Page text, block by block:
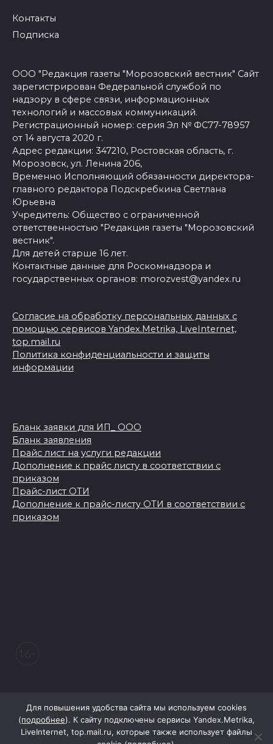
Контакты
Подписка
ООО "Редакция газеты "Морозовский вестник" Сайт
зарегистрирован Федеральной службой по
надзору в сфере связи, информационных
технологий и массовых коммуникаций.
Регистрационный номер: серия Эл № ФС77-78957
от 14 августа 2020 г.
Адрес редакции: 347210, Ростовская область, г.
Морозовск, ул. Ленина 206,
Временно Исполняющий обязанности директора-
главного редактора Подскребкина Светлана
Юрьевна
Учредитель: Общество с ограниченной
ответственностью "Редакция газеты "Морозовский
вестник".
Для детей старше 16 лет.
Контактные данные для Роскомнадзора и
государственных органов: morozvest@yandex.ru
Согласие на обработку персональных данных с
помощью сервисов Yandex.Metrika, LiveInternet,
top.mail.ru
Политика конфиденциальности и защиты
информации
Бланк заявки для ИП_ ООО
Бланк заявления
Прайс лист на услуги редакции
Дополнение к прайс листу в соответствии с
приказом
Прайс-лист ОТИ
Дополнение к прайс-листу ОТИ в соответствии с
приказом
Для повышения удобства сайта мы используем cookies
(подробнее). К сайту подключены сервисы Yandex.Metrika,
LiveInternet, top.mail.ru, которые также использует файлы